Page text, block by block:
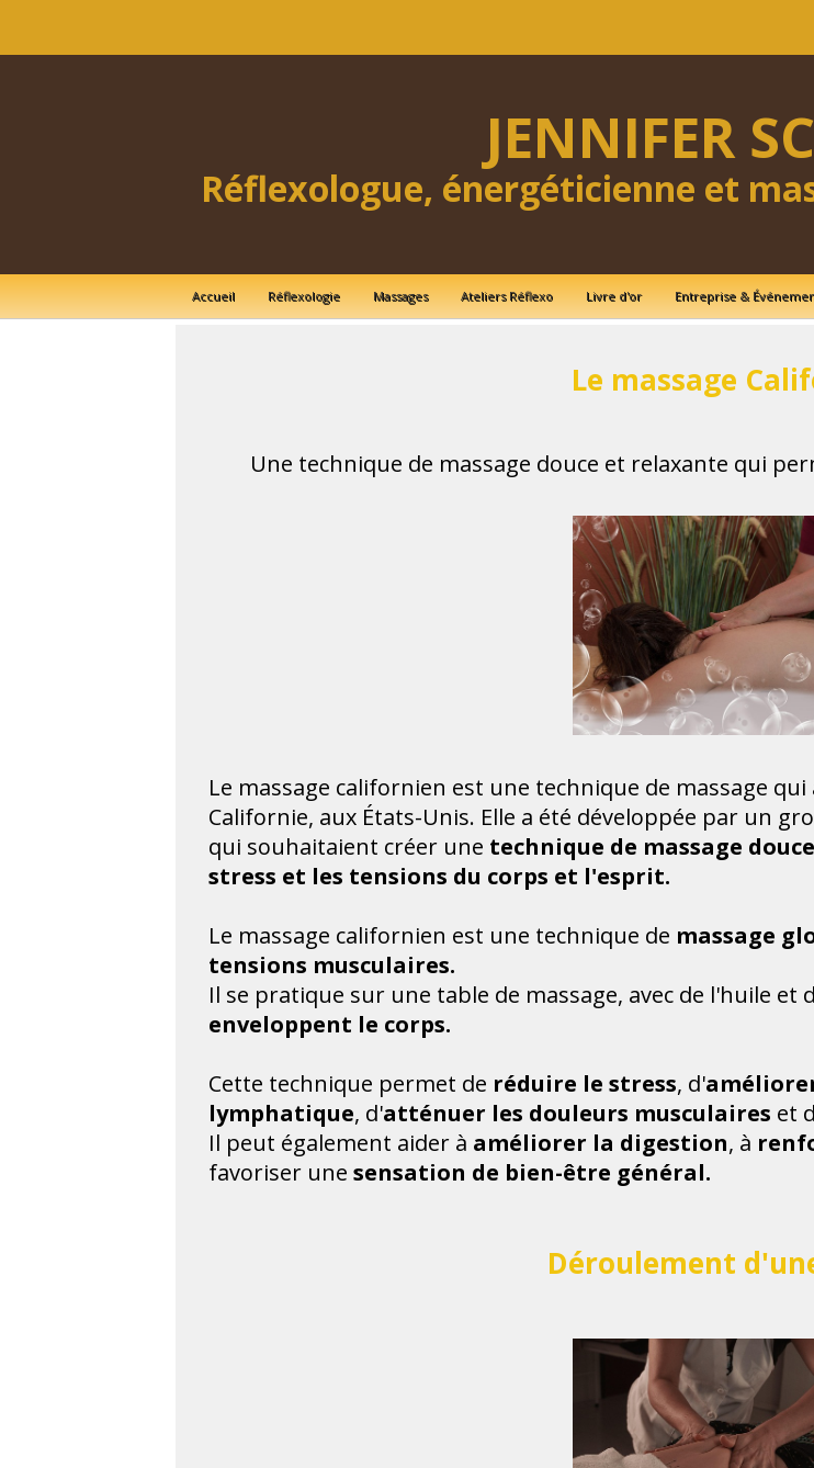
JENNIFER
Réflexologue, énergéticienne et
Accueil Réflexologie Massages Ateliers Réflexo Livre d'or Entreprise &
Le massage
Une technique de massage douce et relaxante qui
Le massage californien est une technique de massage qui
Californie, aux États-Unis. Elle a été développée par un
qui souhaitaient créer une technique de massage
stress et les tensions du corps et l'esprit.
Le massage californien est une technique de massage
tensions musculaires.
Il se pratique sur une table de massage, avec de l'huile
enveloppent le corps.
Cette technique permet de réduire le stress, d'
lymphatique, d'atténuer les douleurs musculaires et
Il peut également aider à améliorer la digestion, à
favoriser une sensation de bien-être général.
Déroulement